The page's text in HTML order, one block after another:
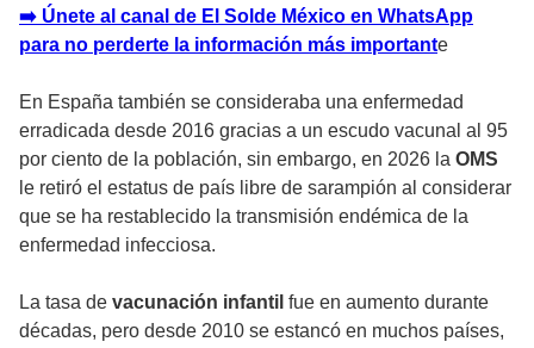
➡️ Únete al canal de El Solde México en WhatsApp
para no perderte la información más importante
En España también se consideraba una enfermedad
erradicada desde 2016 gracias a un escudo vacunal al 95
por ciento de la población, sin embargo, en 2026 la OMS
le retiró el estatus de país libre de sarampión al considerar
que se ha restablecido la transmisión endémica de la
enfermedad infecciosa.
La tasa de vacunación infantil fue en aumento durante
décadas, pero desde 2010 se estancó en muchos países,